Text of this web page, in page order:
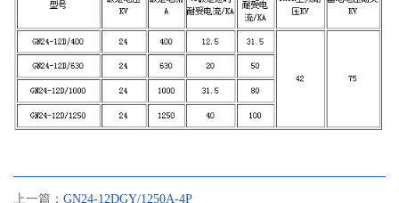
上一篇： GN24-12DGY/1250A-4P